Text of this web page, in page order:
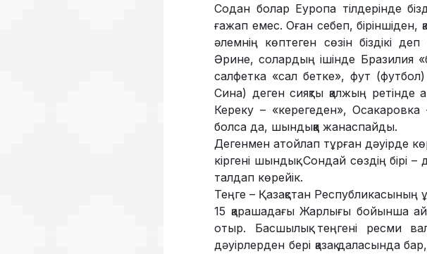
Содан болар Еуропа тіл­дерінде
ғажап емес. Оған себеп, біріншіден,
әлемнің көптеген сөзін біздікі
Әрине, солардың ішінде Бразилия
салфетка «сал бетке», фут
Сина) деген сияқты қалжың ретінде
Кереку – «керегеден», Осакаровка
болса да, шындыққа жанаспайды.
Дегенмен атойлап тұр­ған дәуірде
кіргені шындық. Сон­дай сөз­дің бірі
тал­дап­ көрейік.
Теңге – Қазақстан
15 қарашадағы Жарлығы бойынша
отыр. Басшылық теңгені ресми
дәуірлерден бері қазақ даласында